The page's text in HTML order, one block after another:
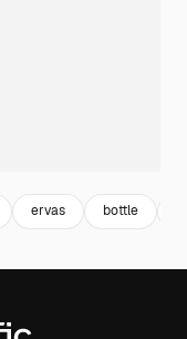
ervas bottle